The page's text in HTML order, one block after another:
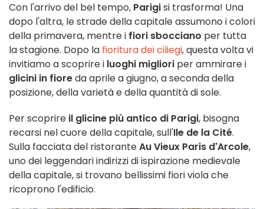
Con l'arrivo del bel tempo, Parigisi trasforma! Una
dopo l'altra, le strade della capitale assumono i colori
della primavera, mentre i fiori sbocciano per tutta
la stagione. Dopo la fioritura dei ciliegi, questa volta vi
invitiamo a scoprire i luoghi migliori per ammirare i
glicini in fioreda aprile a giugno, a seconda della
posizione, della varietà e della quantità di sole.
Per scoprire il glicine più antico di Parigi, bisogna
recarsi nel cuore della capitale, sull'Ile de la Cité.
Sulla facciata del ristoranteAu Vieux Paris d'Arcole,
uno dei leggendari indirizzi di ispirazione medievale
della capitale, si trovano bellissimi fiori viola che
ricoprono l'edificio.